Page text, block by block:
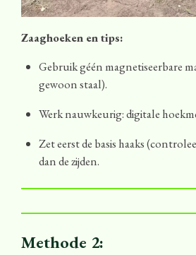
Zaaghoeken en tips:
Gebruik géén magnetiseerbare
gewoon staal).
Werk nauwkeurig: digitale
Zet eerst de basis haaks
dan de zijden.
Methode 2: